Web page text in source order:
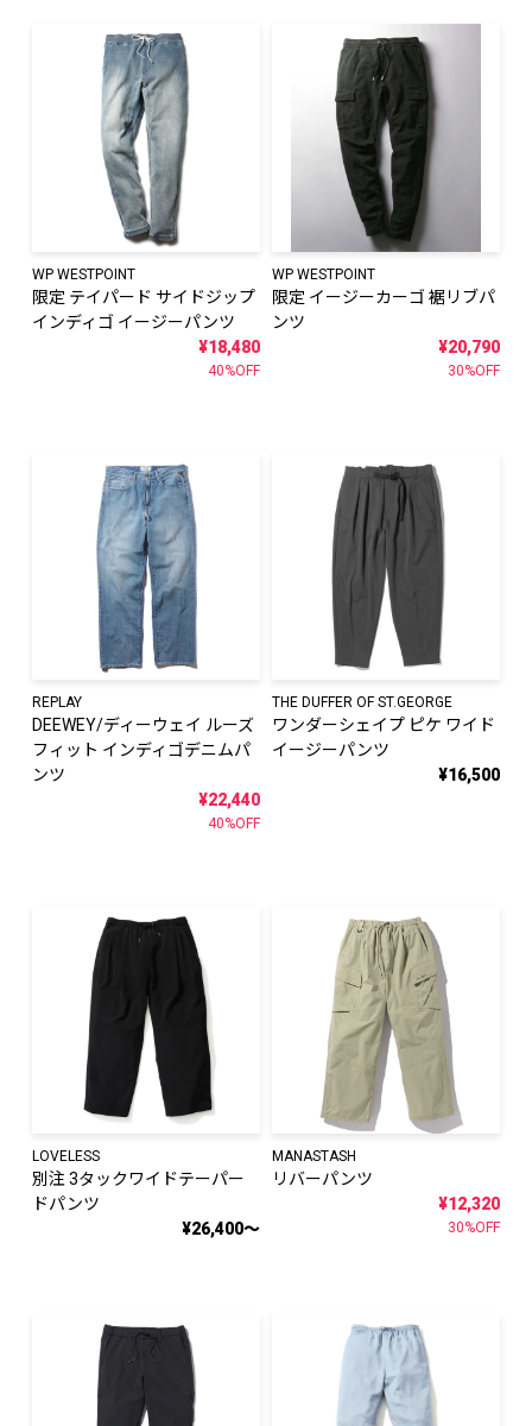
WP WESTPOINT
限定 テイパード サイドジップ
インディゴ イージーパンツ
¥18,480
40%OFF
WP WESTPOINT
限定 イージーカーゴ 裾リブパ
ンツ
¥20,790
30%OFF
REPLAY
DEEWEY/ディーウェイ ルーズ
フィット インディゴデニムパ
ンツ
¥22,440
40%OFF
THE DUFFER OF ST.GEORGE
ワンダーシェイプ ピケ ワイド
イージーパンツ
¥16,500
LOVELESS
別注 3タックワイドテーパー
ドパンツ
¥26,400～
MANASTASH
リバーパンツ
¥12,320
30%OFF